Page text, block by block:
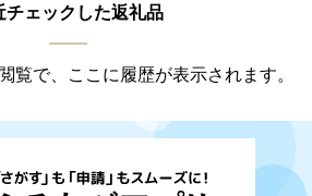
チェックした返礼品
覧で、ここに履歴が表示されます。